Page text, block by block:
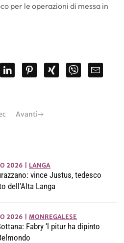
per le operazioni di messa in
Avanti
2026 LANGA
vince Justus, tedesco
dell'Alta Langa
2026 MONREGALESE
Fabry ‘l pitur ha dipinto